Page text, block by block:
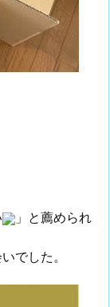
」と薦められ
でした。